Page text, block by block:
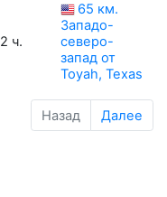
2 ч.
65 км.
Западо-
северо-
запад от
Toyah, Texas
Назад Далее